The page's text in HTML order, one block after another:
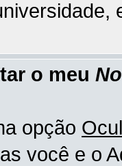
o meu
opção
você e o